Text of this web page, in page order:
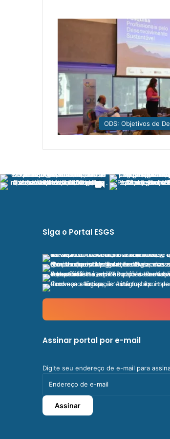
ODS: Objetivos de
Siga o Portal ESGS
Assinar portal por e-mail
Digite seu endereço de e-mail para
de
e-
mail
Assinar